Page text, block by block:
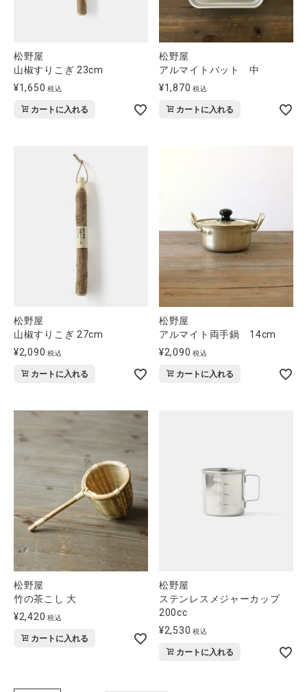
松野屋
山椒すりこぎ 23cm
¥1,650 税込
カートに入れる
松野屋
アルマイトバット 中
¥1,870 税込
カートに入れる
松野屋
山椒すりこぎ 27cm
¥2,090 税込
カートに入れる
松野屋
アルマイト両手鍋 14cm
¥2,090 税込
カートに入れる
松野屋
竹の茶こし 大
¥2,420 税込
カートに入れる
松野屋
ステンレスメジャーカップ
200cc
¥2,530 税込
カートに入れる